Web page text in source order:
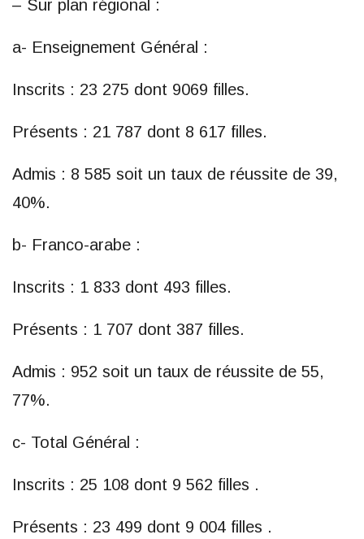
– Sur plan régional :
a- Enseignement Général :
Inscrits : 23 275 dont 9069 filles.
Présents : 21 787 dont 8 617 filles.
Admis : 8 585 soit un taux de réussite de 39,
40%.
b- Franco-arabe :
Inscrits : 1 833 dont 493 filles.
Présents : 1 707 dont 387 filles.
Admis : 952 soit un taux de réussite de 55,
77%.
c- Total Général :
Inscrits : 25 108 dont 9 562 filles .
Présents : 23 499 dont 9 004 filles .